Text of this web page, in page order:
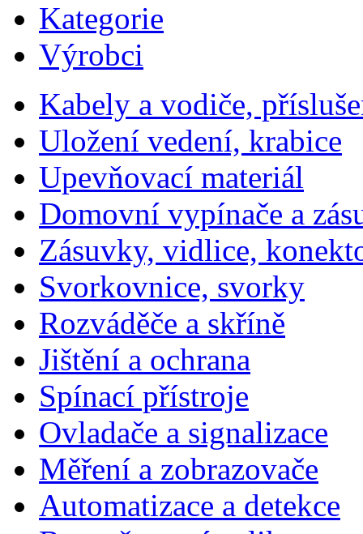
Kategorie
Výrobci
Kabely a vodiče,
Uložení vedení, krabice
Upevňovací materiál
Domovní vypínače a
Zásuvky, vidlice,
Svorkovnice, svorky
Rozváděče a skříně
Jištění a ochrana
Spínací přístroje
Ovladače a signalizace
Měření a zobrazovače
Automatizace a detekce